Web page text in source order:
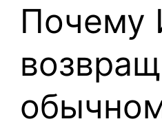
Почему